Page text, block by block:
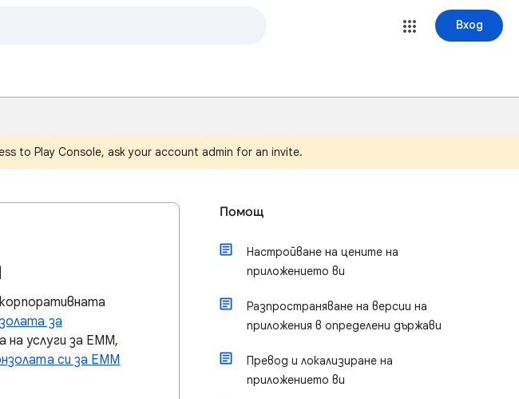
Вход
to Play Console, ask your account admin for an invite.
за
услуги за EMM,
си за EMM
Помощ
Настройване на цените на
приложението ви
Разпространяване на версии на
приложения в определени държави
Превод и локализиране на
приложението ви